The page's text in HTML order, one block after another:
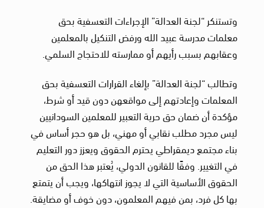
وتستنكر “لجنة العدالة” الإجراءات التعسفية بحق
معلمات مدرسة عبيد الله ورفض التنكيل بالمعلمين
وعقابهم بسبب رأيهم أو ممارسته للاحتجاج السلمي.
وتطالب “لجنة العدالة” بإلغاء القرارات التعسفية بحق
المعلمات وإعادتهم إلى مواقعهن دون قيد أو شرط،
مؤكدة أن ضمان حق حرية التعبير للمعلمين السودانيين
ليس مجرد مطلب نقابي أو مهني، بل هو حجر أساس في
بناء مجتمع ديمقراطي يحترم الحقوق ويعزز دور التعليم
في التغيير. وفقًا للقانون الدولي، يُعتبر هذا الحق من
الحقوق الأساسية التي لا يجوز انتهاكها، ويجب أن يتمتع
بها كل فرد، بمن فيهم المعلمون، دون خوف أو مضايقة.